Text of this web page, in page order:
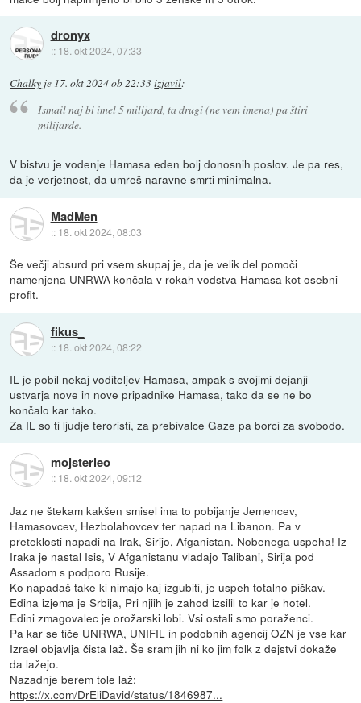
dronyx
:: 18. okt 2024, 07:33
Chalky je 17. okt 2024 ob 22:33izjavil:
Ismail naj bi imel 5 milijard, ta drugi (ne vem imena) pa štiri
milijarde.
V bistvu je vodenje Hamasa eden bolj donosnih poslov. Je pa res,
da je verjetnost, da umreš naravne smrti minimalna.
MadMen
:: 18. okt 2024, 08:03
Še večji absurd pri vsem skupaj je, da je velik del pomoči
namenjena UNRWA končala v rokah vodstva Hamasa kot osebni
profit.
fikus_
:: 18. okt 2024, 08:22
IL je pobil nekaj voditeljev Hamasa, ampak s svojimi dejanji
ustvarja nove in nove pripadnike Hamasa, tako da se ne bo
končalo kar tako.
Za IL so ti ljudje teroristi, za prebivalce Gaze pa borci za svobodo.
mojsterleo
:: 18. okt 2024, 09:12
Jaz ne štekam kakšen smisel ima to pobijanje Jemencev,
Hamasovcev, Hezbolahovcev ter napad na Libanon. Pa v
preteklosti napadi na Irak, Sirijo, Afganistan. Nobenega uspeha! Iz
Iraka je nastal Isis, V Afganistanu vladajo Talibani, Sirija pod
Assadom s podporo Rusije.
Ko napadaš take ki nimajo kaj izgubiti, je uspeh totalno piškav.
Edina izjema je Srbija, Pri njiih je zahod izsilil to kar je hotel.
Edini zmagovalec je orožarski lobi. Vsi ostali smo poraženci.
Pa kar se tiče UNRWA, UNIFIL in podobnih agencij OZN je vse kar
Izrael objavlja čista laž. Še sram jih ni ko jim folk z dejstvi dokaže
da lažejo.
Nazadnje berem tole laž:
https://x.com/DrEliDavid/status/1846987...